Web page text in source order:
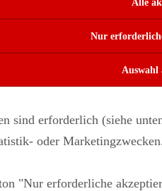
sind erforderlich (siehe
oder
"Nur erforderliche